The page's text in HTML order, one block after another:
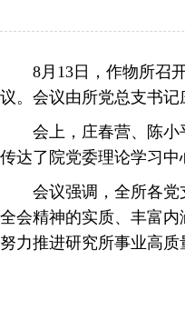
8月13日，作物所召
议。会议由所党总支书记
会上，庄春营、陈
传达了院党委理论学习
会议强调，全所各
全会精神的实质、丰富
努力推进研究所事业高质